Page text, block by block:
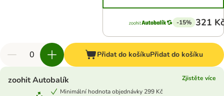
-15% 321
Přidat do košíkuPřidat do košíku
zoohit Autobalík
Zjistěte více
Minimální hodnota objednávky 299 Kč